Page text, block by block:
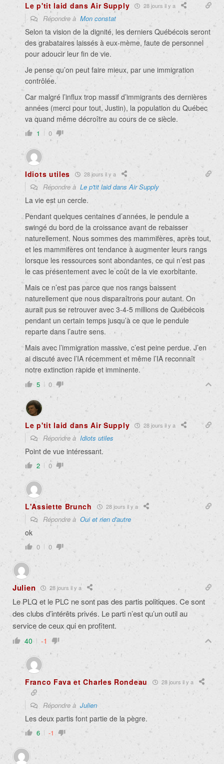
Le p'tit laid dans Air Supply 28 jours il y a
Répondre à Mon constat
Selon ta vision de la dignité, les derniers Québécois seront
des grabataires laissés à eux-mème, faute de personnel
pour adoucir leur fin de vie.
Je pense qu’on peut faire mieux, par une immigration
contrôlée.
Car malgré l’influx trop massif d’immigrants des dernières
années (merci pour tout, Justin), la population du Québec
va quand même décroître au cours de ce siècle.
1 0
Idiots utiles 28 jours il y a
Répondre à Le p'tit laid dans Air Supply
La vie est un cercle.
Pendant quelques centaines d’années, le pendule a
swingé du bord de la croissance avant de rebaisser
naturellement. Nous sommes des mammifères, après tout,
et les mammifères ont tendance à augmenter leurs rangs
lorsque les ressources sont abondantes, ce qui n’est pas
le cas présentement avec le coût de la vie exorbitante.
Mais ce n’est pas parce que nos rangs baissent
naturellement que nous disparaîtrons pour autant. On
aurait pus se retrouver avec 3-4-5 millions de Québécois
pendant un certain temps jusqu’à ce que le pendule
reparte dans l’autre sens.
Mais avec l’immigration massive, c’est peine perdue. J’en
ai discuté avec l’IA récemment et même l’IA reconnaît
notre extinction rapide et imminente.
5 0
Le p'tit laid dans Air Supply 28 jours il y a
Répondre à Idiots utiles
Point de vue intéressant.
2 0
L'Assiette Brunch 28 jours il y a
Répondre à Oui et rien d'autre
ok
0 0
Julien 28 jours il y a
Le PLQ et le PLC ne sont pas des partis politiques. Ce sont
des clubs d’intérêts privés. Le parti n’est qu’un outil au
service de ceux qui en profitent.
40 -1
Franco Fava et Charles Rondeau 28 jours il y a
Répondre à Julien
Les deux partis font partie de la pègre.
6 -1